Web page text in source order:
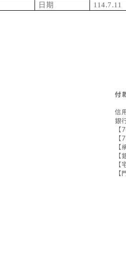
日期 114.7.11
付
信
銀
【
【
【
【
【
【